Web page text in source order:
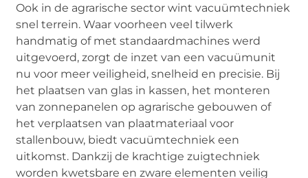
Ook in de agrarische sector wint vacuümtechniek
snel terrein. Waar voorheen veel tilwerk
handmatig of met standaardmachines werd
uitgevoerd, zorgt de inzet van een vacuümunit
nu voor meer veiligheid, snelheid en precisie. Bij
het plaatsen van glas in kassen, het monteren
van zonnepanelen op agrarische gebouwen of
het verplaatsen van plaatmateriaal voor
stallenbouw, biedt vacuümtechniek een
uitkomst. Dankzij de krachtige zuigtechniek
worden kwetsbare en zware elementen veilig